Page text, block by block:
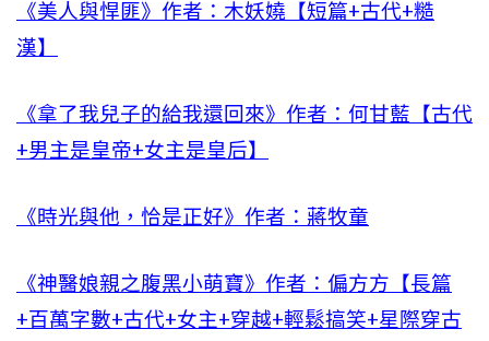
《美人與悍匪》作者：木妖嬈【短篇+古代+糙
漢】
《拿了我兒子的給我還回來》作者：何甘藍【古代
+男主是皇帝+女主是皇后】
《時光與他，恰是正好》作者：蔣牧童
《神醫娘親之腹黑小萌寶》作者：偏方方【長篇
+百萬字數+古代+女主+穿越+輕鬆搞笑+星際穿古